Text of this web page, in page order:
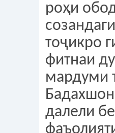
роҳи
тоҷикро
фитнаи
мардуми
далели